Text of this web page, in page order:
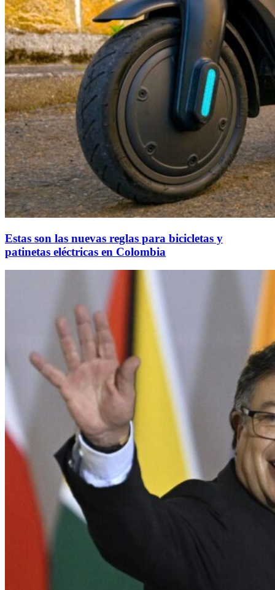
Estas son las nuevas reglas para bicicletas y
patinetas eléctricas en Colombia